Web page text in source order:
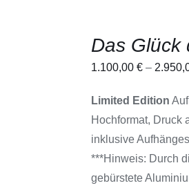
AUSFÜHRUNG
PRODUKT
MEHRERE
VARIANTEN
OPTIONEN
Das Glück
1.100,00€ –
Limited Edition
Hochformat, Druck
inklusive
***Hinweis: Durch
gebürstete